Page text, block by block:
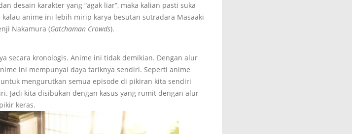
desain karakter yang “agak liar”, maka kalian pasti suka
anime ini lebih mirip karya besutan sutradara Masaaki
Nakamura (Gatchaman Crowds).
secara kronologis. Anime ini tidak demikian. Dengan alur
ini mempunyai daya tariknya sendiri. Seperti anime
mengurutkan semua episode di pikiran kita sendiri
Jadi kita disibukan dengan kasus yang rumit dengan alur
keras.